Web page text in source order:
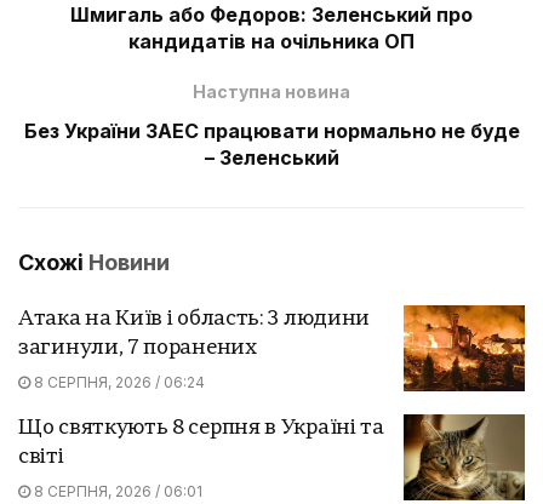
Шмигаль або Федоров: Зеленський про
кандидатів на очільника ОП
Наступна новина
Без України ЗАЕС працювати нормально не буде
– Зеленський
Схожі Новини
Атака на Київ і область: 3 людини
загинули, 7 поранених
8 СЕРПНЯ, 2026 / 06:24
Що святкують 8 серпня в Україні та
світі
8 СЕРПНЯ, 2026 / 06:01